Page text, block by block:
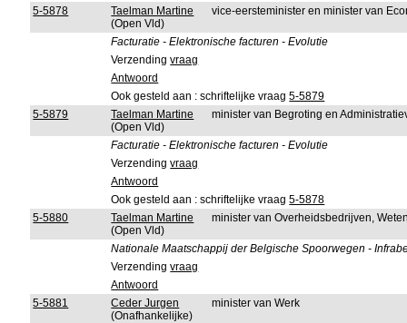
5-5878
Taelman Martine
(Open Vld)
vice-eersteminister en minister van
Facturatie - Elektronische facturen - Evolutie
Verzendingvraag
Antwoord
Ook gesteld aan : schriftelijke vraag5-5879
5-5879
Taelman Martine
(Open Vld)
minister van Begroting en
Facturatie - Elektronische facturen - Evolutie
Verzendingvraag
Antwoord
Ook gesteld aan : schriftelijke vraag5-5878
5-5880
Taelman Martine
(Open Vld)
minister van Overheidsbedrijven,
Nationale Maatschappij der Belgische Spoorwegen -
Verzendingvraag
Antwoord
5-5881
Ceder Jurgen
(Onafhankelijke)
minister van Werk